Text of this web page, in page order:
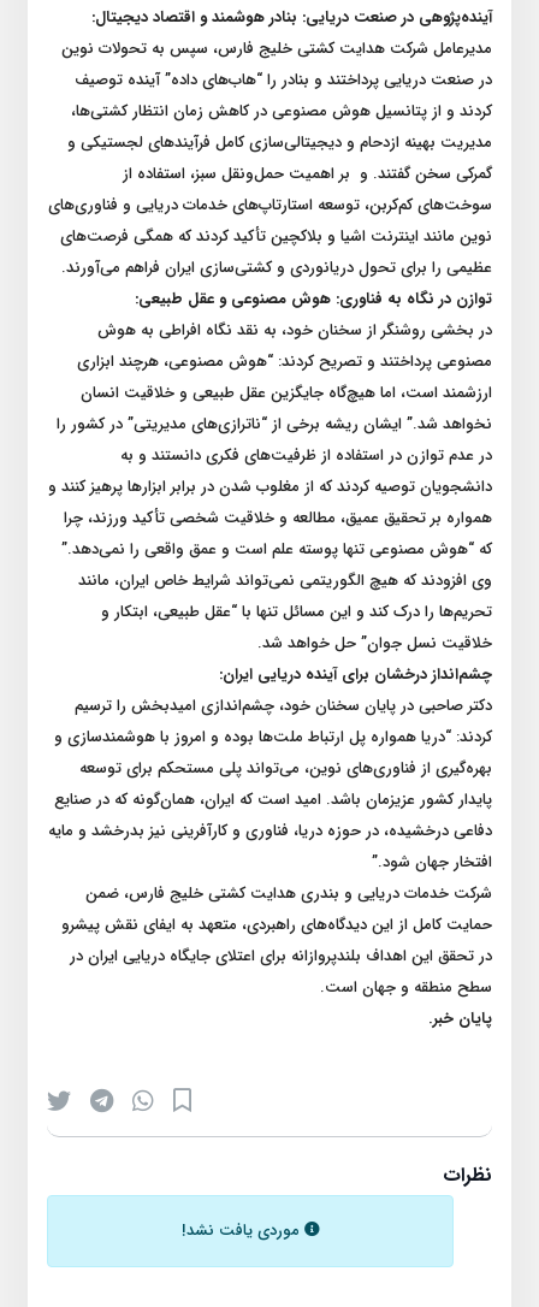
آینده‌پژوهی در صنعت دریایی: بنادر هوشمند و اقتصاد دیجیتال:
مدیرعامل شرکت هدایت کشتی خلیج فارس، سپس به تحولات نوین
در صنعت دریایی پرداختند و بنادر را “هاب‌های داده” آینده توصیف
کردند و از پتانسیل هوش مصنوعی در کاهش زمان انتظار کشتی‌ها،
مدیریت بهینه ازدحام و دیجیتالی‌سازی کامل فرآیندهای لجستیکی و
گمرکی سخن گفتند. و بر اهمیت حمل‌ونقل سبز، استفاده از
سوخت‌های کم‌کربن، توسعه استارتاپ‌های خدمات دریایی و فناوری‌های
نوین مانند اینترنت اشیا و بلاکچین تأکید کردند که همگی فرصت‌های
عظیمی را برای تحول دریانوردی و کشتی‌سازی ایران فراهم می‌آورند.
توازن در نگاه به فناوری: هوش مصنوعی و عقل طبیعی:
در بخشی روشنگر از سخنان خود، به نقد نگاه افراطی به هوش
مصنوعی پرداختند و تصریح کردند: “هوش مصنوعی، هرچند ابزاری
ارزشمند است، اما هیچ‌گاه جایگزین عقل طبیعی و خلاقیت انسان
نخواهد شد.” ایشان ریشه برخی از “ناترازی‌های مدیریتی” در کشور را
در عدم توازن در استفاده از ظرفیت‌های فکری دانستند و به
دانشجویان توصیه کردند که از مغلوب شدن در برابر ابزارها پرهیز کنند و
همواره بر تحقیق عمیق، مطالعه و خلاقیت شخصی تأکید ورزند، چرا
که “هوش مصنوعی تنها پوسته علم است و عمق واقعی را نمی‌دهد.”
وی افزودند که هیچ الگوریتمی نمی‌تواند شرایط خاص ایران، مانند
تحریم‌ها را درک کند و این مسائل تنها با “عقل طبیعی، ابتکار و
خلاقیت نسل جوان” حل خواهد شد.
چشم‌انداز درخشان برای آینده دریایی ایران:
دکتر صاحبی در پایان سخنان خود، چشم‌اندازی امیدبخش را ترسیم
کردند: “دریا همواره پل ارتباط ملت‌ها بوده و امروز با هوشمندسازی و
بهره‌گیری از فناوری‌های نوین، می‌تواند پلی مستحکم برای توسعه
پایدار کشور عزیزمان باشد. امید است که ایران، همان‌گونه که در صنایع
دفاعی درخشیده، در حوزه دریا، فناوری و کارآفرینی نیز بدرخشد و مایه
افتخار جهان شود.”
شرکت خدمات دریایی و بندری هدایت کشتی خلیج فارس، ضمن
حمایت کامل از این دیدگاه‌های راهبردی، متعهد به ایفای نقش پیشرو
در تحقق این اهداف بلندپروازانه برای اعتلای جایگاه دریایی ایران در
سطح منطقه و جهان است.
پایان خبر.
نظرات
موردی یافت نشد!